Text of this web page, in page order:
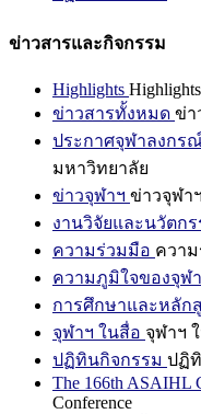
ข่าวสารและกิจกรรม
Highlights Highlights
ข่าวสารทั้งหมด ข่า
ประกาศจุฬาลงกร
มหาวิทยาลัย
ข่าวจุฬาฯ ข่าวจุฬาฯ
งานวิจัยและนวัตกร
ความร่วมมือ ควา
ความภูมิใจของจุฬ
การศึกษาและหลัก
จุฬาฯ ในสื่อ จุฬาฯ
ปฏิทินกิจกรรม ปฏิ
The 166th ASAIHL
Conference